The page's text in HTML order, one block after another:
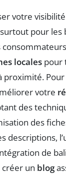
votre
pour les
locales pour
proximité.
votre
des
des
descriptions,
de
créer un blog